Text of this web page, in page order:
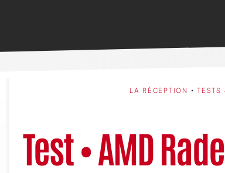
LA RÉCEPTION •TESTS
Test • AMD